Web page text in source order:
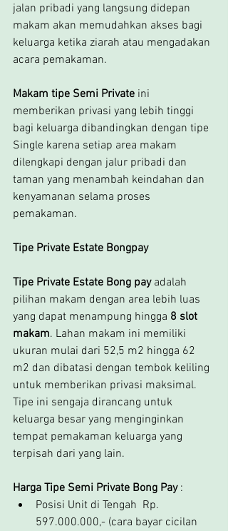
jalan pribadi yang langsung didepan
makam akan memudahkan akses bagi
keluarga ketika ziarah atau mengadakan
acara pemakaman.
Makam tipe Semi Private ini
memberikan privasi yang lebih tinggi
bagi keluarga dibandingkan dengan tipe
Single karena setiap area makam
dilengkapi dengan jalur pribadi dan
taman yang menambah keindahan dan
kenyamanan selama proses
pemakaman.
Tipe Private Estate Bongpay
Tipe Private Estate Bong pay adalah
pilihan makam dengan area lebih luas
yang dapat menampung hingga 8 slot
makam. Lahan makam ini memiliki
ukuran mulai dari 52,5 m2 hingga 62
m2 dan dibatasi dengan tembok keliling
untuk memberikan privasi maksimal.
Tipe ini sengaja dirancang untuk
keluarga besar yang menginginkan
tempat pemakaman keluarga yang
terpisah dari yang lain.
Harga Tipe Semi Private Bong Pay :
Posisi Unit di Tengah  Rp.
597.000.000,- (cara bayar cicilan